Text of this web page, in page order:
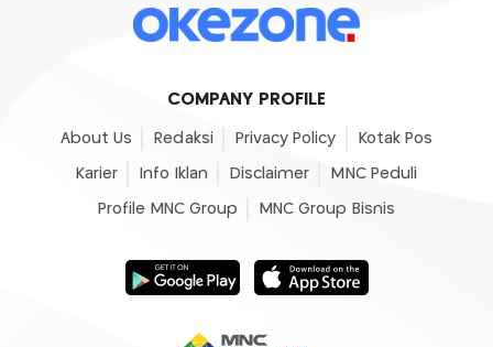
COMPANY PROFILE
About Us Redaksi Privacy Policy Kotak Pos
Karier Info Iklan Disclaimer MNC Peduli
Profile MNC Group MNC Group Bisnis